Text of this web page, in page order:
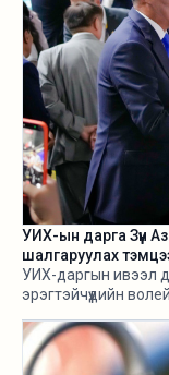
УИХ-ын дарга Зүүн
шалгаруулах
УИХ-даргын ивээл
эрэгтэйчүүдийн